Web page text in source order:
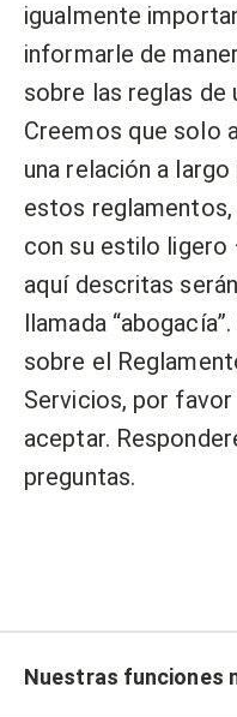
igualmente
informarle de
sobre las reglas de
Creemos que solo
una relación a
estos
con su estilo ligero
aquí descritas
llamada
sobre el
Servicios, por
aceptar.
preguntas.
Nuestras funciones